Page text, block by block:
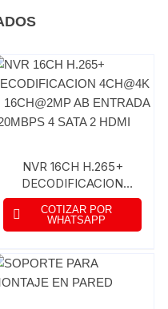
NVR 16CH H.265+
DECODIFICACION
4CH@4K O 16CH@2MP
AB ENTRADA 320MBPS
4 SATA 2 HDMI
COTIZAR POR
WHATSAPP